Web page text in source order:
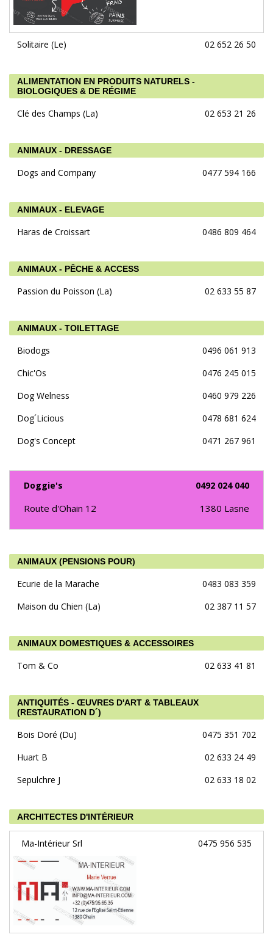
Solitaire (Le) 02 652 26 50
ALIMENTATION EN PRODUITS NATURELS -
BIOLOGIQUES & DE RÉGIME
Clé des Champs (La) 02 653 21 26
ANIMAUX - DRESSAGE
Dogs and Company 0477 594 166
ANIMAUX - ELEVAGE
Haras de Croissart 0486 809 464
ANIMAUX - PÊCHE & ACCESS
Passion du Poisson (La) 02 633 55 87
ANIMAUX - TOILETTAGE
Biodogs
0496 061 913
Chic'Os
0476 245 015
Dog Welness
0460 979 226
Dog´Licious
0478 681 624
Dog's Concept
0471 267 961
Doggie's 0492 024 040
Route d'Ohain 12 1380 Lasne
ANIMAUX (PENSIONS POUR)
Ecurie de la Marache
0483 083 359
Maison du Chien (La)
02 387 11 57
ANIMAUX DOMESTIQUES & ACCESSOIRES
Tom & Co 02 633 41 81
ANTIQUITÉS - ŒUVRES D'ART & TABLEAUX
(RESTAURATION D´)
Bois Doré (Du)
0475 351 702
Huart B
02 633 24 49
Sepulchre J
02 633 18 02
ARCHITECTES D'INTÉRIEUR
Ma-Intérieur Srl 0475 956 535